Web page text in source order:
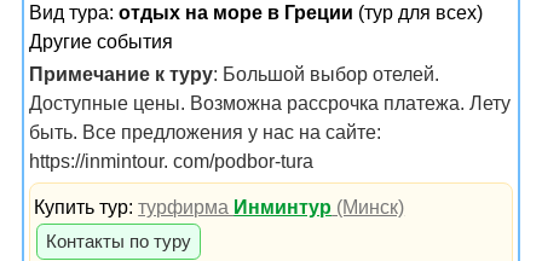
Вид тура: отдых на море в Греции (тур для всех)
Другие события
Примечание к туру: Большой выбор отелей.
Доступные цены. Возможна рассрочка платежа. Лету
быть. Все предложения у нас на сайте:
https://inmintour. com/podbor-tura
Купить тур:турфирма Инминтур (Минск)
Контакты по туру